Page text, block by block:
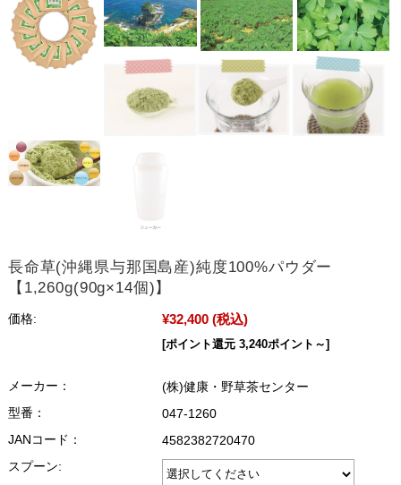
長命草(沖縄県与那国島産)純度100%パウダー
【1,260g(90g×14個)】
価格: ¥32,400 (税込)
[ポイント還元 3,240ポイント～]
メーカー：
(株)健康・野草茶センター
型番：
047-1260
JANコード：
4582382720470
スプーン: